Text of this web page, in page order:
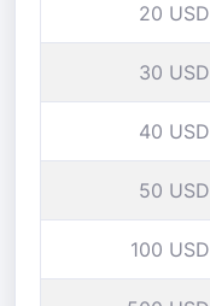
20 USD
30 USD
40 USD
50 USD
100 USD